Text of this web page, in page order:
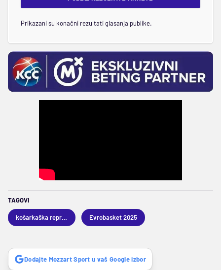
Prikazani su konačni rezultati glasanja publike.
TAGOVI
Evrobasket 2025
Dodajte Mozzart Sport u vaš Google izbor